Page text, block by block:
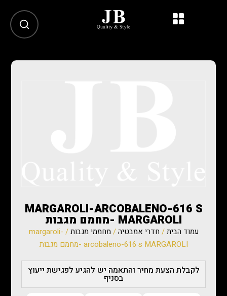
MARGAROLI-ARCOBALENO-616 S
MARGAROLI -מחמם מגבות
עמוד הבית/ חדרי אמבטיה/ מחממי מגבות
/ margaroli-
arcobaleno-616 s MARGAROLI -מחמם מגבות
לקבלת הצעת מחיר והתאמה יש להגיע לפגישת ייעוץ
בסניף